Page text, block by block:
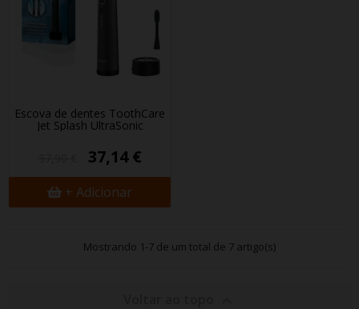
Escova de dentes ToothCare
Jet Splash UltraSonic
37,14 €
+ Adicionar
Mostrando 1-7 de um total de 7 artigo(s)